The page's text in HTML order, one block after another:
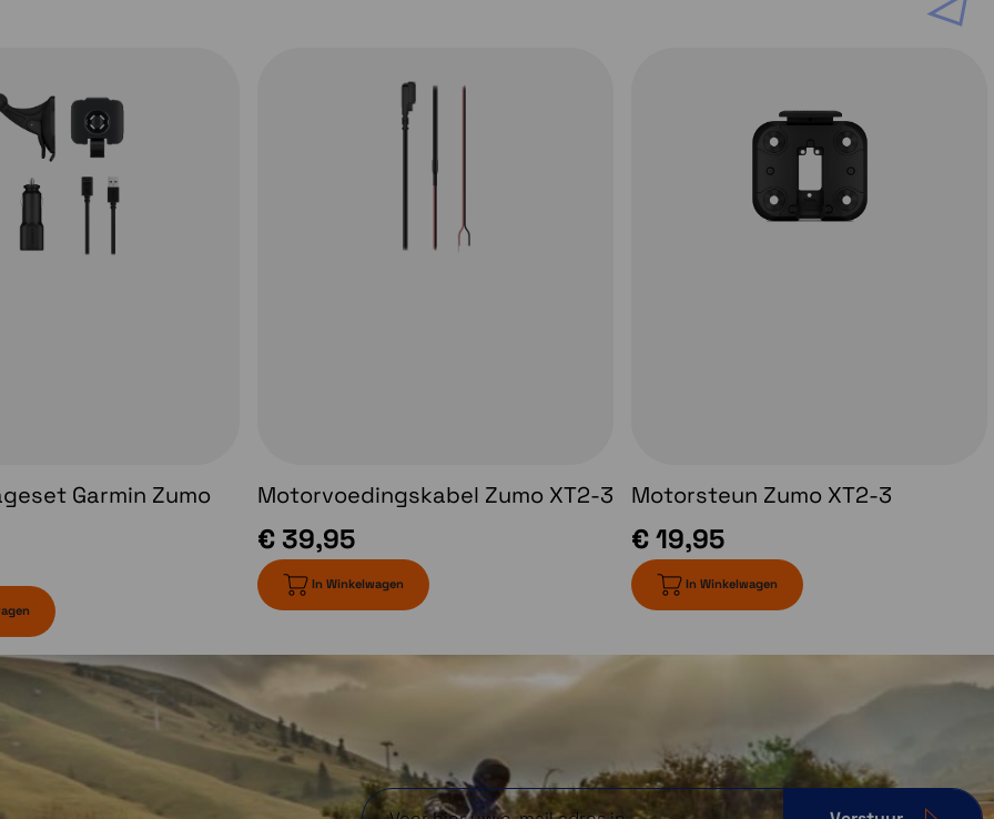
om
Zoek nieuwe routes
met de Great Rides
functie in de Tread
smartphone-app.
Maak een bladwijzer
Garmin Zumo
Motorvoedingskabel Zumo XT2-3
€ 39,95
In Winkelwagen
Motorsteun Zumo XT2-3
€ 19,95
In Winkelwagen